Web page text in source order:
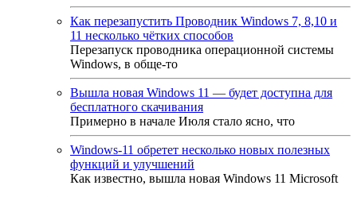
Как перезапустить Проводник Windows 7, 8,10 и
11 несколько чётких способов
Перезапуск проводника операционной системы
Windows, в обще-то
Вышла новая Windows 11 — будет доступна для
бесплатного скачивания
Примерно в начале Июля стало ясно, что
Windows-11 обретет несколько новых полезных
функций и улучшений
Как известно, вышла новая Windows 11 Microsoft